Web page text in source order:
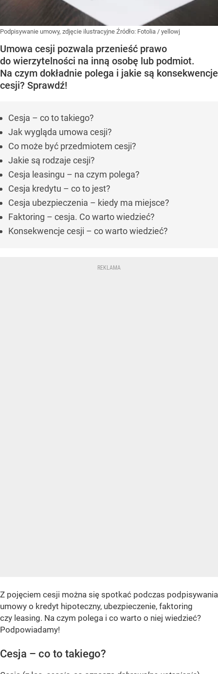
Podpisywanie umowy, zdjęcie ilustracyjne Źródło: Fotolia / yellowj
Umowa cesji pozwala przenieść prawo
do wierzytelności na inną osobę lub podmiot.
Na czym dokładnie polega i jakie są konsekwencje
cesji? Sprawdź!
Cesja – co to takiego?
Jak wygląda umowa cesji?
Co może być przedmiotem cesji?
Jakie są rodzaje cesji?
Cesja leasingu – na czym polega?
Cesja kredytu – co to jest?
Cesja ubezpieczenia – kiedy ma miejsce?
Faktoring – cesja. Co warto wiedzieć?
Konsekwencje cesji – co warto wiedzieć?
Z pojęciem cesji można się spotkać podczas podpisywania
umowy o kredyt hipoteczny, ubezpieczenie, faktoring
czy leasing. Na czym polega i co warto o niej wiedzieć?
Podpowiadamy!
Cesja – co to takiego?